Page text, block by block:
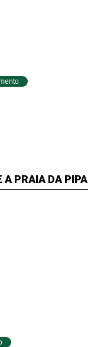
A PRAIA DA PIPA